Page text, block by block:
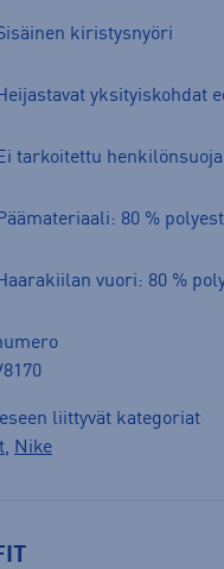
kiristysnyöri
Heijastavat yksityiskohdat
Ei tarkoitettu
Päämateriaali: 80 %
Haarakiilan vuori: 80 %
liittyvät kategoriat
, Nike